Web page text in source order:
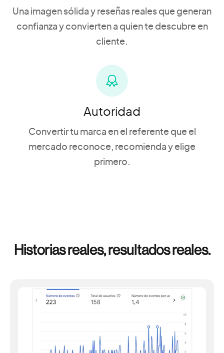
Una imagen sólida y reseñas reales que generan
confianza y convierten a quien te descubre en
cliente.
Autoridad
Convertir tu marca en el referente que el
mercado reconoce, recomienda y elige
primero.
Historias reales, resultados reales.